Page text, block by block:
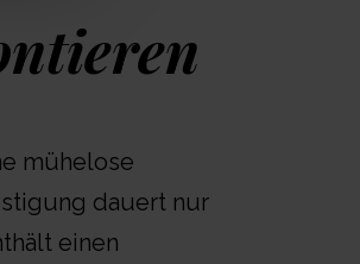
mühelose
dauert nur
einen